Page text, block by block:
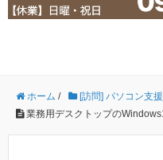
ホーム / [訪問] パソコン支援
業務用デスクトップの